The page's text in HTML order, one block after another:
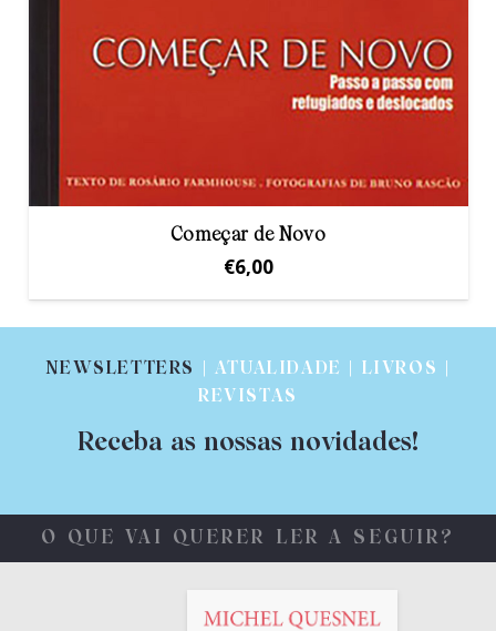
Começar de Novo
€6,00
NEWSLETTERS
| ATUALIDADE | LIVROS |
REVISTAS
Receba as nossas novidades!
O QUE VAI QUERER LER A SEGUIR?